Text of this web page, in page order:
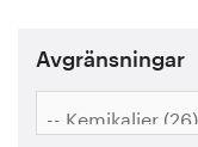
Vi tycker
Avgränsningar